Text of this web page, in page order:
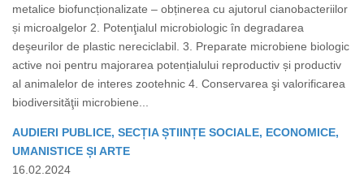
metalice biofuncționalizate – obținerea cu ajutorul cianobacteriilor
și microalgelor 2. Potenţialul microbiologic în degradarea
deşeurilor de plastic nereciclabil. 3. Preparate microbiene biologic
active noi pentru majorarea potențialului reproductiv și productiv
al animalelor de interes zootehnic 4. Conservarea şi valorificarea
biodiversităţii microbiene...
AUDIERI PUBLICE, SECȚIA ȘTIINȚE SOCIALE, ECONOMICE,
UMANISTICE ȘI ARTE
16.02.2024